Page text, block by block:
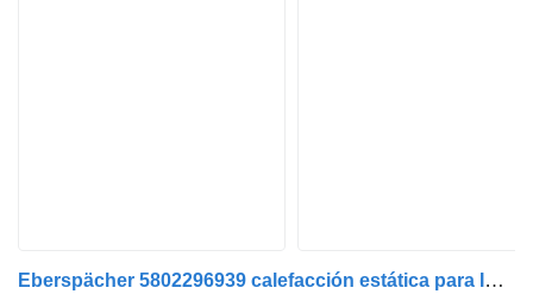
Eberspächer 5802296939 calefacción estática para IVECO Stralis, Trakker (2002-) cabeza tractora